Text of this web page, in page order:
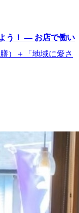
う！ ― お店で働い
）＋「地域に愛さ